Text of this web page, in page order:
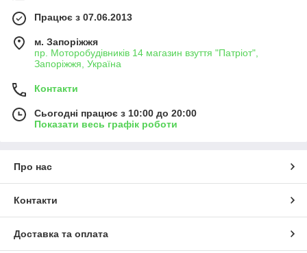
Працює з 07.06.2013
м. Запоріжжя
пр. Моторобудівників 14 магазин взуття "Патріот",
Запоріжжя, Україна
Контакти
Сьогодні працює з 10:00 до 20:00
Показати весь графік роботи
Про нас
Контакти
Доставка та оплата